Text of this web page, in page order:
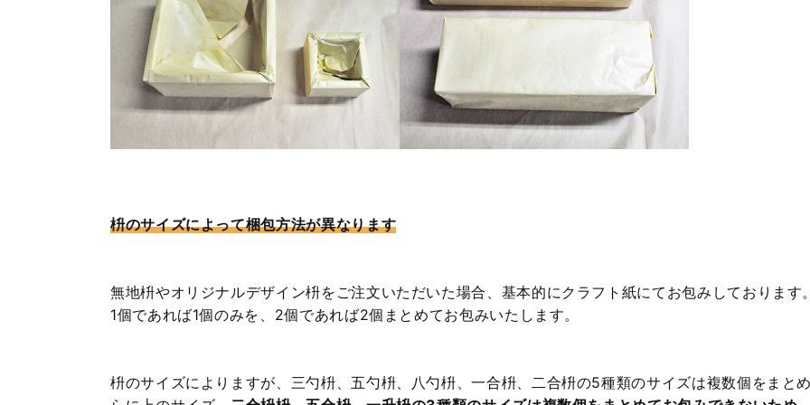
枡のサイズによって梱包方法が異なります
無地枡やオリジナルデザイン枡をご注文いただいた場合、基本的にクラフト紙にてお包みしております。
1個であれば1個のみを、2個であれば2個まとめてお包みいたします。
枡のサイズによりますが、三勺枡、五勺枡、八勺枡、一合枡、二合枡の5種類のサイズは複数個をまと